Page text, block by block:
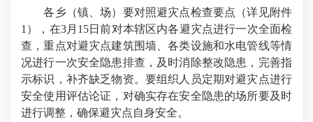
各乡（镇、场）要对照避灾点检查要点（详见附件
1），在3月15日前对本辖区内各避灾点进行一次全面检
查，重点对避灾点建筑围墙、各类设施和水电管线等情
况进行一次安全隐患排查，及时消除整改隐患，完善指
示标识，补齐缺乏物资。要组织人员定期对避灾点进行
安全使用评估论证，对确实存在安全隐患的场所要及时
进行调整，确保避灾点自身安全。